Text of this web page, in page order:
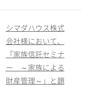
シマダハウス株式
会社様において、
「家族信託セミナ
ー ～家族による
財産管理～」と題